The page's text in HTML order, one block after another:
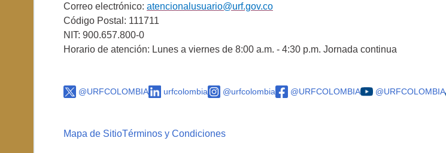
Correo electrónico: atencionalusuario@urf.gov.co
Código Postal: 111711
NIT: 900.657.800-0
Horario de atención: Lunes a viernes de 8:00 a.m. - 4:30 p.m. Jornada continua
@URFCOLOMBIA urfcolombia @urfcolombia @URFCOLOMBIA @URFCOLOMBIA
Mapa de SitioTérminos y Condiciones